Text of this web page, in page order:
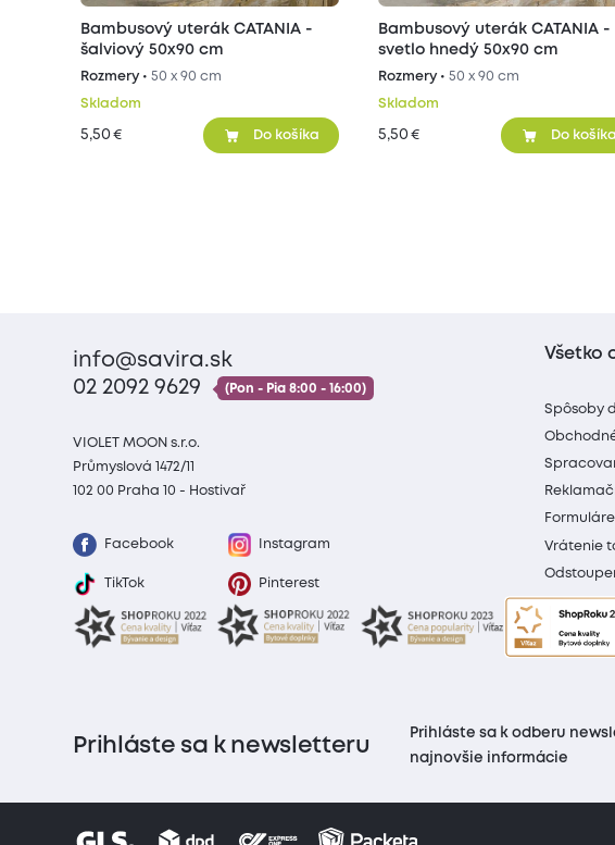
Bambusový uterák CATANIA -
šalviový 50x90 cm
Rozmery •50 x 90 cm
Skladom
5,50 € Do košíka
Bambusový uterák CATANIA -
svetlo hnedý 50x90 cm
Rozmery • 50 x 90 cm
Skladom
5,50 € Do košíka
info@savira.sk
02 2092 9629
(Pon - Pia 8:00 - 16:00)
VIOLET MOON s.r.o.
Průmyslová 1472/11
102 00 Praha 10 - Hostivař
Facebook Instagram
TikTok Pinterest
Všetko
Spôsoby
Formuláre
Vrátenie
Prihláste sa k newsletteru
Prihláste sa k odberu
najnovšie informácie